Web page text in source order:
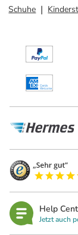
Schuhe
Help
Jetzt auch